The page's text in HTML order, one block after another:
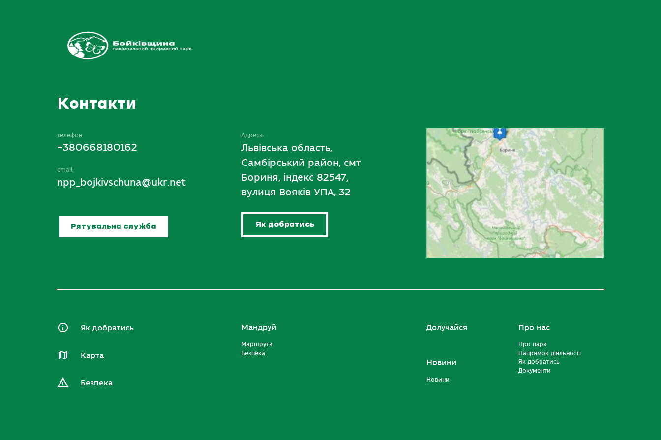
Контакти
телефон
+380668180162
email
npp_bojkivschuna@ukr.net
Рятувальна служба
Адреса:
Львівська область,
Самбірський район, смт
Бориня, індекс 82547,
вулиця Вояків УПА, 32
Як добратись
Як добратись
Карта
Безпека
Мандруй
Маршрути
Безпека
Долучайся
Новини
Новини
Про нас
Про парк
Напрямок діяльності
Як добратись
Документи